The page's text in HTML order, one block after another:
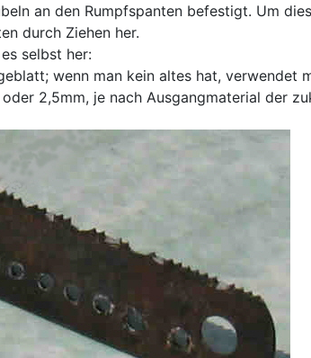
an den Rumpfspanten befestigt. Um
durch Ziehen her.
selbst her:
wenn man kein altes hat, verwendet
2,5mm, je nach Ausgangmaterial der